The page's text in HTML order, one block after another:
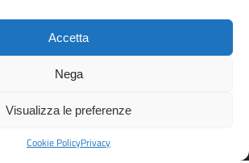
Accetta
Nega
Visualizza le preferenze
Cookie PolicyPrivacy
2019 Gruppo Guide Ambientali
Valtaro e Valceno | Tutti i diritti riservati
| Powered byGedInfo